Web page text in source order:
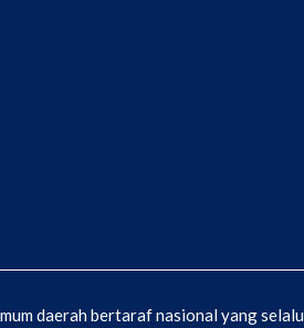
daerah bertaraf nasional yang selalu